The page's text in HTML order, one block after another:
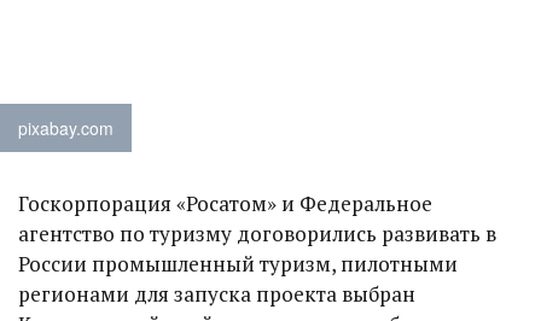
pixabay.com
Госкорпорация «Росатом» и Федеральное
агентство по туризму договорились развивать в
России промышленный туризм, пилотными
регионами для запуска проекта выбран